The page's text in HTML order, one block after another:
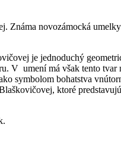
Známa novozámocká
je jednoduchý
V umení má však tento
symbolom bohatstva
ktoré